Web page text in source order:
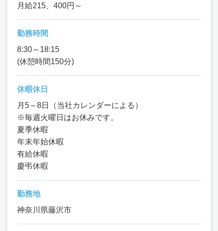
月給215、400円～
勤務時間
8:30～18:15
(休憩時間150分)
休暇休日
月5～8日（当社カレンダーによる）
※毎週火曜日はお休みです。
夏季休暇
年末年始休暇
有給休暇
慶弔休暇
勤務地
神奈川県藤沢市